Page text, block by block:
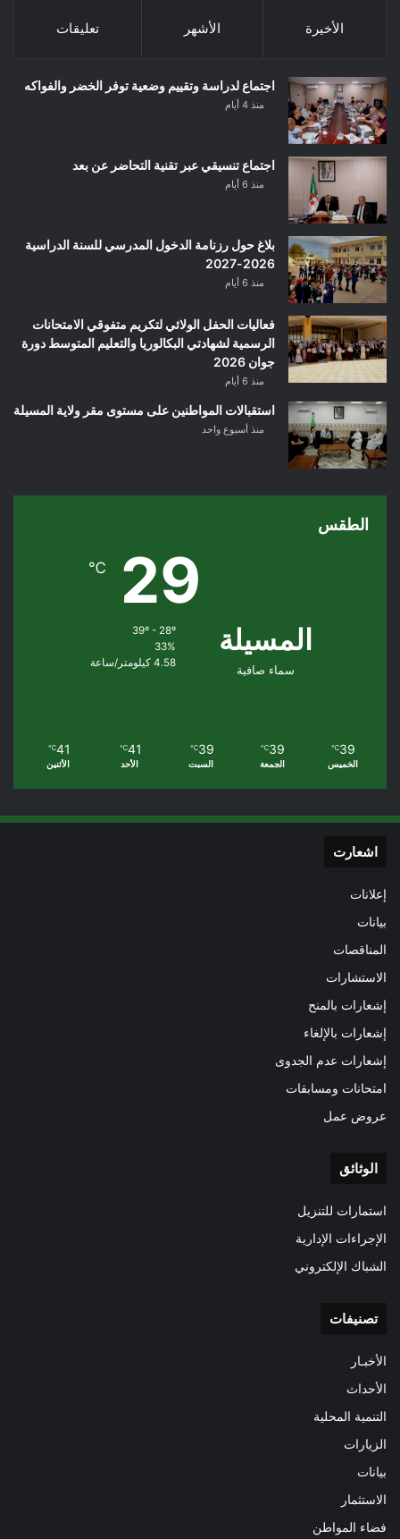
الأخيرة الأشهر تعليقات
اجتماع لدراسة وتقييم وضعية توفر الخضر والفواكه
منذ 4 أيام
اجتماع تنسيقي عبر تقنية التحاضر عن بعد
منذ 6 أيام
بلاغ حول رزنامة الدخول المدرسي للسنة الدراسية
2026-2027
منذ 6 أيام
فعاليات الحفل الولائي لتكريم متفوقي الامتحانات
الرسمية لشهادتي البكالوريا والتعليم المتوسط دورة
جوان 2026
منذ 6 أيام
استقبالات المواطنين على مستوى مقر ولاية المسيلة
منذ أسبوع واحد
الطقس
المسيلة
سماء صافية
29
℃
39º - 28º
33%
4.58 كيلومتر/ساعة
39
℃
الخميس
39
℃
الجمعة
39
℃
السبت
41
℃
الأحد
41
℃
الأثنين
اشعارت
إعلانات
بيانات
المناقصات
الاستشارات
إشعارات بالمنح
إشعارات بالإلغاء
إشعارات عدم الجدوى
امتحانات ومسابقات
عروض عمل
الوثائق
استمارات للتنزيل
الإجراءات الإدارية
الشباك الإلكتروني
تصنيفات
الأخبـار
الأحداث
التنمية المحلية
الزيارات
بيانات
الاستثمار
فضاء المواطن